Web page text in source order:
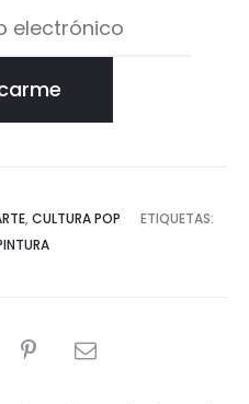
, CULTURA POP
ETIQUETAS: